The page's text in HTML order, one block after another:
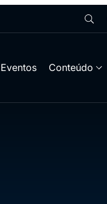
Conteúdo